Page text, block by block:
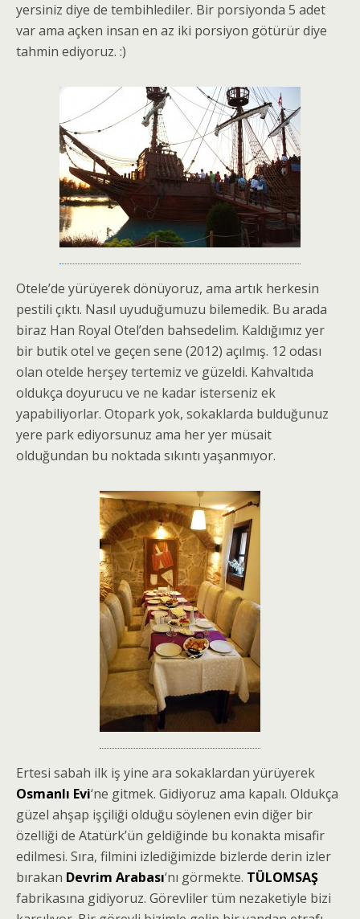
yersiniz diye de tembihlediler. Bir porsiyonda 5 adet
var ama açken insan en az iki porsiyon götürür diye
tahmin ediyoruz. :)
Otele’de yürüyerek dönüyoruz, ama artık herkesin
pestili çıktı. Nasıl uyuduğumuzu bilemedik. Bu arada
biraz Han Royal Otel’den bahsedelim. Kaldığımız yer
bir butik otel ve geçen sene (2012) açılmış. 12 odası
olan otelde herşey tertemiz ve güzeldi. Kahvaltıda
oldukça doyurucu ve ne kadar isterseniz ek
yapabiliyorlar. Otopark yok, sokaklarda bulduğunuz
yere park ediyorsunuz ama her yer müsait
olduğundan bu noktada sıkıntı yaşanmıyor.
Ertesi sabah ilk iş yine ara sokaklardan yürüyerek
Osmanlı Evi‘ne gitmek. Gidiyoruz ama kapalı. Oldukça
güzel ahşap işçiliği olduğu söylenen evin diğer bir
özelliği de Atatürk’ün geldiğinde bu konakta misafir
edilmesi. Sıra, filmini izlediğimizde bizlerde derin izler
bırakan Devrim Arabası‘nı görmekte. TÜLOMSAŞ
fabrikasına gidiyoruz. Görevliler tüm nezaketiyle bizi